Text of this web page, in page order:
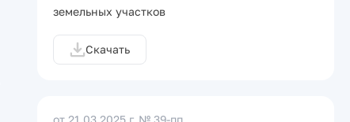
земельных участков
Скачать
от 21.03.2025 г. № 39-пп